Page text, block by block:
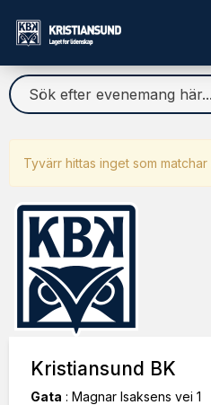
Tyvärr hittas inget som
Kristiansund BK
Gata : Magnar Isaksens vei 1